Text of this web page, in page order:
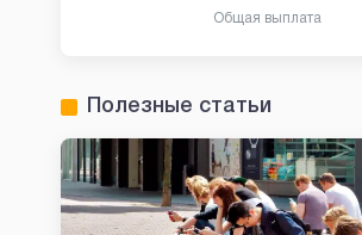
Общая выплата
Полезные статьи